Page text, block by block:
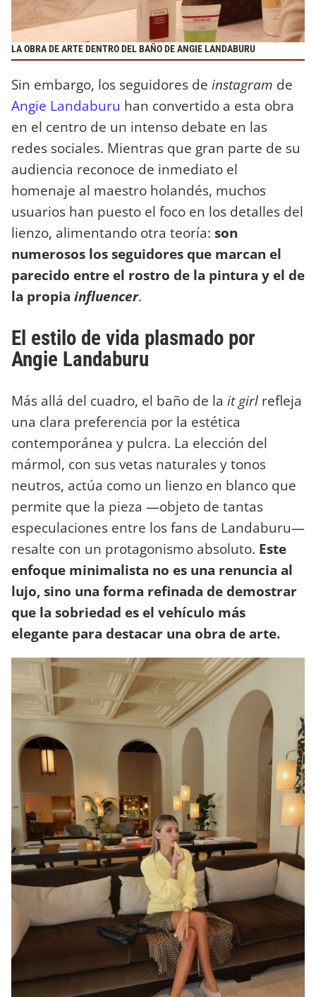
LA OBRA DE ARTE DENTRO DEL BAÑO DE ANGIE LANDABURU
Sin embargo, los seguidores de instagram de
Angie Landaburu han convertido a esta obra
en el centro de un intenso debate en las
redes sociales. Mientras que gran parte de su
audiencia reconoce de inmediato el
homenaje al maestro holandés, muchos
usuarios han puesto el foco en los detalles del
lienzo, alimentando otra teoría: son
numerosos los seguidores que marcan el
parecido entre el rostro de la pintura y el de
la propia influencer.
El estilo de vida plasmado por
Angie Landaburu
Más allá del cuadro, el baño de la it girl refleja
una clara preferencia por la estética
contemporánea y pulcra. La elección del
mármol, con sus vetas naturales y tonos
neutros, actúa como un lienzo en blanco que
permite que la pieza —objeto de tantas
especulaciones entre los fans de Landaburu—
resalte con un protagonismo absoluto. Este
enfoque minimalista no es una renuncia al
lujo, sino una forma refinada de demostrar
que la sobriedad es el vehículo más
elegante para destacar una obra de arte.